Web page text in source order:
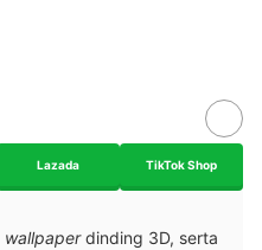
Lazada TikTok Shop
wallpaperdinding 3D, serta